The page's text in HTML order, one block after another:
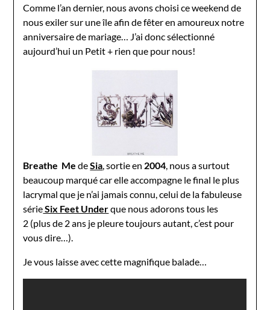
Comme l’an dernier, nous avons choisi ce weekend de
nous exiler sur une île afin de fêter en amoureux notre
anniversaire de mariage… J’ai donc sélectionné
aujourd’hui un Petit + rien que pour nous!
Breathe Me deSia, sortie en 2004, nous a surtout
beaucoup marqué car elle accompagne le final le plus
lacrymal que je n’ai jamais connu, celui de la fabuleuse
sérieSix Feet Underque nous adorons tous les
2 (plus de 2 ans je pleure toujours autant, c’est pour
vous dire…).
Je vous laisse avec cette magnifique balade…